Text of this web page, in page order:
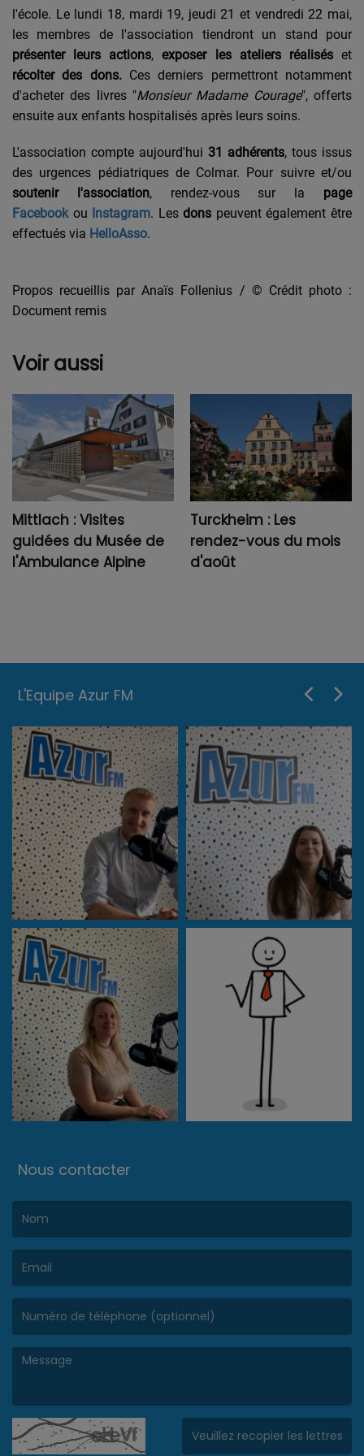
l'école. Le lundi 18, mardi 19, jeudi 21 et vendredi 22 mai,
les membres de l'association tiendront un stand pour
présenter leurs actions,exposer les ateliers réaliséset
récolter des dons.Ces derniers permettront notamment
d'acheter des livres "Monsieur Madame Courage", offerts
ensuite aux enfants hospitalisés après leurs soins.
L'association compte aujourd'hui 31 adhérents, tous issus
des urgences pédiatriques de Colmar. Pour suivre et/ou
soutenir l'association, rendez-vous sur la page
Facebookou Instagram. Lesdons peuvent également être
effectués via HelloAsso.
Propos recueillis par Anaïs Follenius / © Crédit photo :
Document remis
Voir aussi
Mittlach : Visites
guidées du Musée de
l'Ambulance Alpine
Turckheim : Les
rendez-vous du mois
d'août
L'Equipe Azur FM
Nous contacter